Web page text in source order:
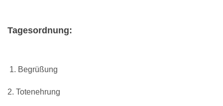
Tagesordnung:
1. Begrüßung
2. Totenehrung